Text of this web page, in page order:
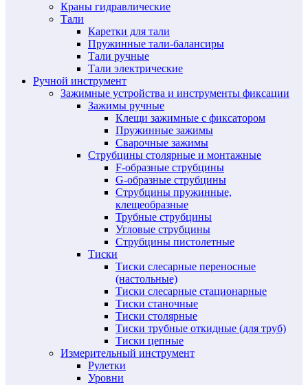
Краны гидравлические
Тали
Каретки для тали
Пружинные тали-балансиры
Тали ручные
Тали электрические
Ручной инструмент
Зажимные устройства и инструменты фиксации
Зажимы ручные
Клещи зажимные с фиксатором
Пружинные зажимы
Сварочные зажимы
Струбцины столярные и монтажные
F-образные струбцины
G-образные струбцины
Струбцины пружинные,
клещеобразные
Трубные струбцины
Угловые струбцины
Струбцины пистолетные
Тиски
Тиски слесарные переносные
(настольные)
Тиски слесарные стационарные
Тиски станочные
Тиски столярные
Тиски трубные откидные (для труб)
Тиски цепные
Измерительный инструмент
Рулетки
Уровни